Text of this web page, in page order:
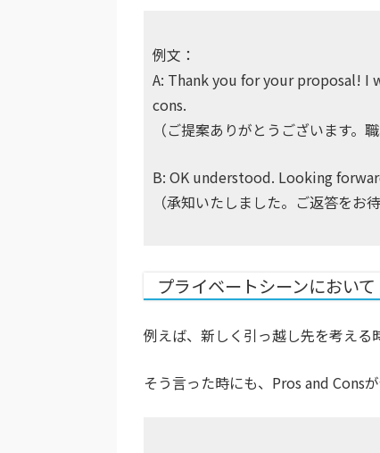
例文：
A: Thank you for your proposal! I
cons.
（ご提案ありがとうございます。
B: OK understood. Looking
（承知いたしました。ご返答をお
プライベートシーンにおいて
例えば、新しく引っ越し先を考える
そう言った時にも、Pros and Consが